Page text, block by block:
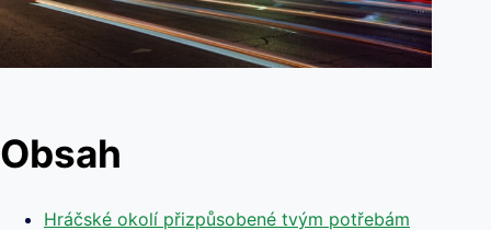
Obsah
Hráčské okolí přizpůsobené tvým potřebám